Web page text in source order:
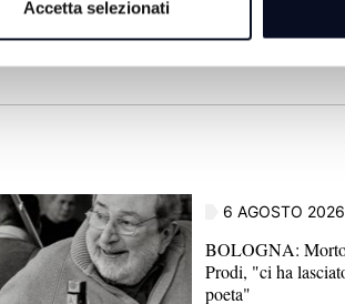
Accetta selezionati
6 AGOSTO 2026
BOLOGNA:
Prodi, "ci ha
poeta"